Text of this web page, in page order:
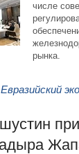
числе
рынка.
Евразийский